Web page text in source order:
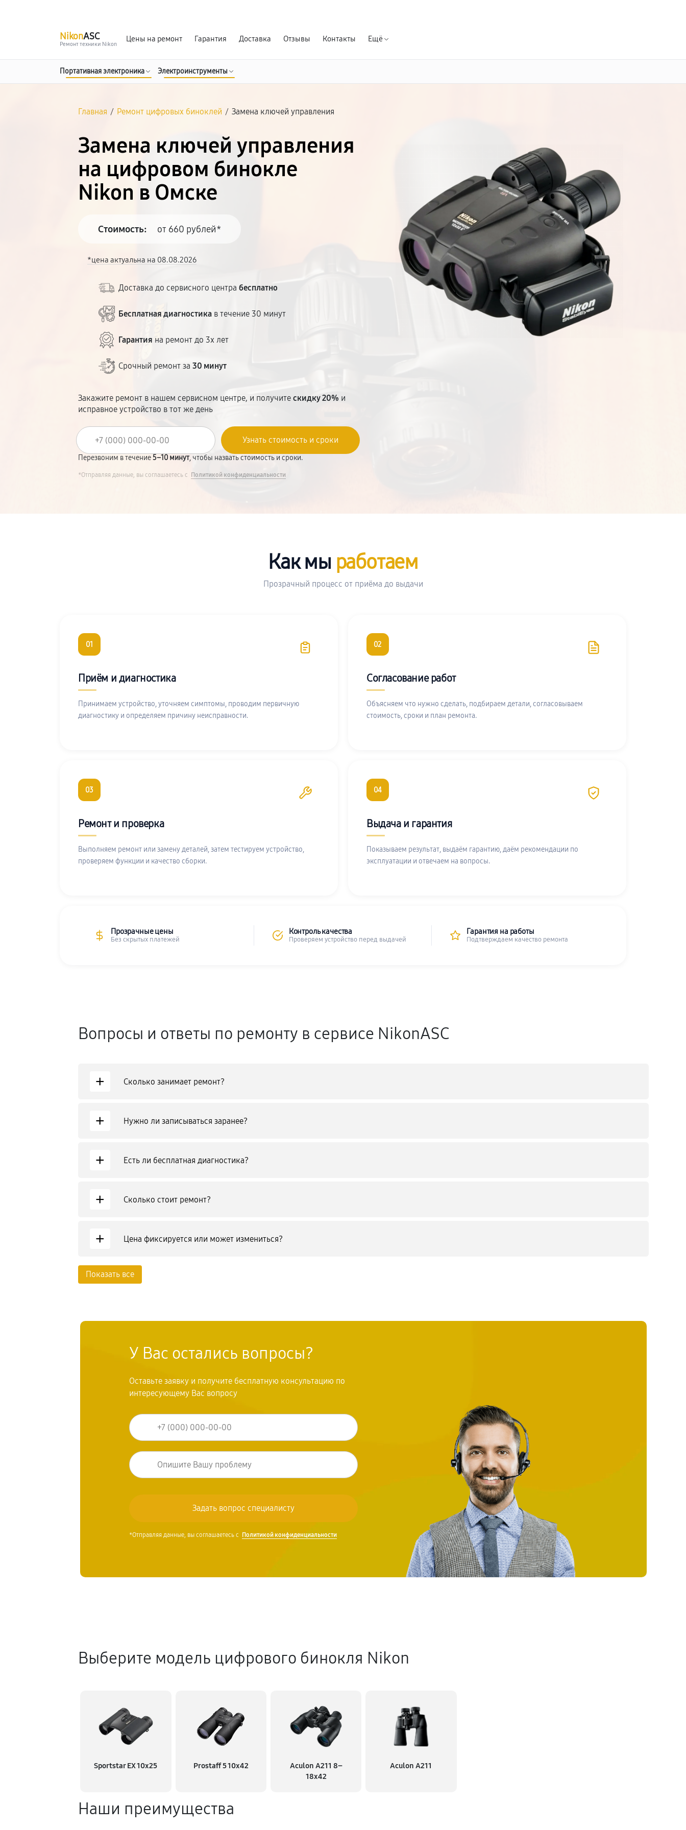
NikonASC
Ремонт техники Nikon
Цены на ремонт Гарантия Доставка Отзывы Контакты Ещё
Портативная электроника Электроинструменты
Главная / Ремонт цифровых биноклей / Замена ключей управления
Замена ключей управления
на цифровом бинокле
Nikon в Омске
Стоимость: от 660 рублей*
*цена актуальна на 08.08.2026
Доставка до сервисного центрабесплатно
Бесплатная диагностика в течение 30 минут
Гарантия на ремонт до 3х лет
Срочный ремонт за30 минут
Закажите ремонт в нашем сервисном центре, и получитескидку 20% и
исправное устройство в тот же день
Перезвоним в течение5–10 минут, чтобы назвать стоимость и сроки.
*Отправляя данные, вы соглашаетесь с Политикой конфиденциальности
Как мы работаем
Прозрачный процесс от приёма до выдачи
01
Приём и диагностика
Принимаем устройство, уточняем симптомы, проводим первичную
диагностику и определяем причину неисправности.
02
Согласование работ
Объясняем что нужно сделать, подбираем детали, согласовываем
стоимость, сроки и план ремонта.
03
Ремонт и проверка
Выполняем ремонт или замену деталей, затем тестируем устройство,
проверяем функции и качество сборки.
04
Выдача и гарантия
Показываем результат, выдаём гарантию, даём рекомендации по
эксплуатации и отвечаем на вопросы.
Прозрачные цены
Без скрытых платежей
Контроль качества
Проверяем устройство перед выдачей
Гарантия на работы
Подтверждаем качество ремонта
Вопросы и ответы по ремонту в сервисе NikonASC
+ Сколько занимает ремонт?
+ Нужно ли записываться заранее?
+ Есть ли бесплатная диагностика?
+ Сколько стоит ремонт?
+ Цена фиксируется или может измениться?
Показать все
У Вас остались вопросы?
Оставьте заявку и получите бесплатную консультацию по
интересующему Вас вопросу
*Отправляя данные, вы соглашаетесь с Политикой конфиденциальности
Выберите модель цифрового бинокля Nikon
Sportstar EX 10x25 Prostaff 5 10x42
Aculon A211 8–
18x42
Aculon A211
Наши преимущества